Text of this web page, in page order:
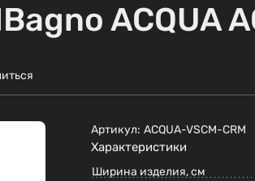
ACQUA
Артикул: ACQUA-VSCM-CRM
Характеристики
Ширина изделия, см